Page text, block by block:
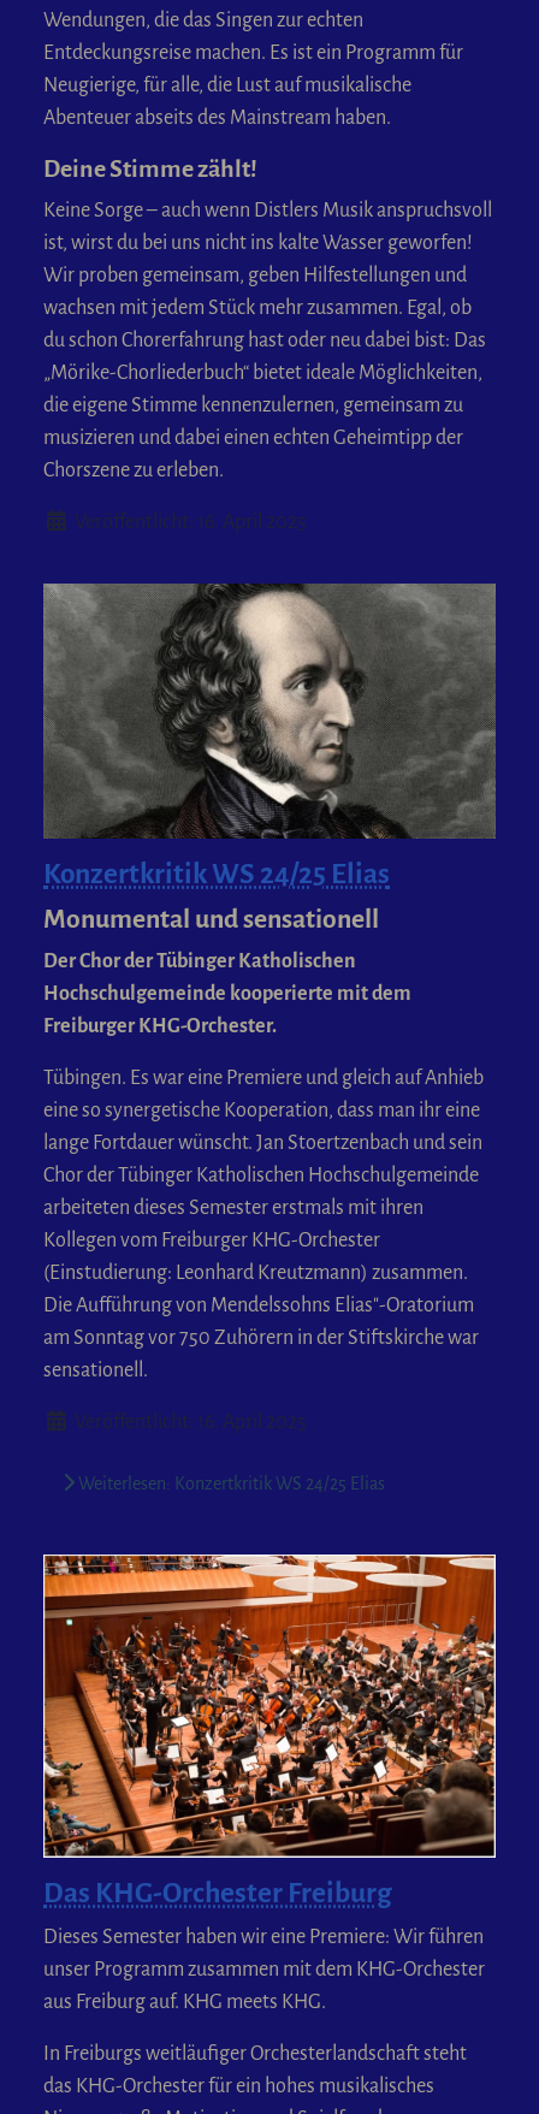
Wendungen, die das Singen zur echten
Entdeckungsreise machen. Es ist ein Programm für
Neugierige, für alle, die Lust auf musikalische
Abenteuer abseits des Mainstream haben.
Deine Stimme zählt!
Keine Sorge – auch wenn Distlers Musik anspruchsvoll
ist, wirst du bei uns nicht ins kalte Wasser geworfen!
Wir proben gemeinsam, geben Hilfestellungen und
wachsen mit jedem Stück mehr zusammen. Egal, ob
du schon Chorerfahrung hast oder neu dabei bist: Das
„Mörike-Chorliederbuch“ bietet ideale Möglichkeiten,
die eigene Stimme kennenzulernen, gemeinsam zu
musizieren und dabei einen echten Geheimtipp der
Chorszene zu erleben.
DetailsVeröffentlicht: 16. April 2025
Konzertkritik WS 24/25 Elias
Monumental und sensationell
Der Chor der Tübinger Katholischen
Hochschulgemeinde kooperierte mit dem
Freiburger KHG-Orchester.
Tübingen. Es war eine Premiere und gleich auf Anhieb
eine so synergetische Kooperation, dass man ihr eine
lange Fortdauer wünscht. Jan Stoertzenbach und sein
Chor der Tübinger Katholischen Hochschulgemeinde
arbeiteten dieses Semester erstmals mit ihren
Kollegen vom Freiburger KHG-Orchester
(Einstudierung: Leonhard Kreutzmann) zusammen.
Die Aufführung von Mendelssohns Elias"-Oratorium
am Sonntag vor 750 Zuhörern in der Stiftskirche war
sensationell.
DetailsVeröffentlicht: 16. April 2025
Weiterlesen: Konzertkritik WS 24/25 Elias
Das KHG-Orchester Freiburg
Dieses Semester haben wir eine Premiere: Wir führen
unser Programm zusammen mit dem KHG-Orchester
aus Freiburg auf. KHG meets KHG.
In Freiburgs weitläufiger Orchesterlandschaft steht
das KHG-Orchester für ein hohes musikalisches